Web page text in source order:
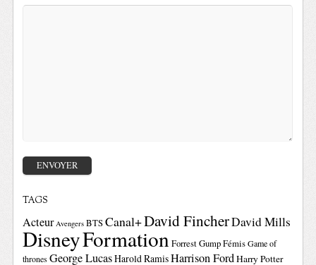
TAGS
Acteur Avengers BTSCanal+David FincherDavid Mills
DisneyFormationForrest GumpFémis Game of
thrones George LucasHarold RamisHarrison FordHarry Potter